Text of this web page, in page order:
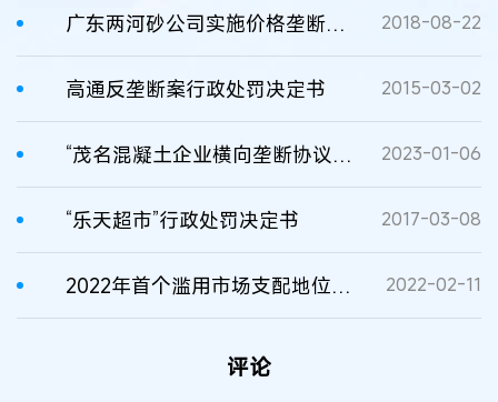
广东两河砂公司实施价格垄断行政处罚决定书 2018-08-22
高通反垄断案行政处罚决定书 2015-03-02
“茂名混凝土企业横向垄断协议”反垄断行政处罚案 2023-01-06
“乐天超市”行政处罚决定书 2017-03-08
2022年首个滥用市场支配地位行政处罚决定 2022-02-11
评论